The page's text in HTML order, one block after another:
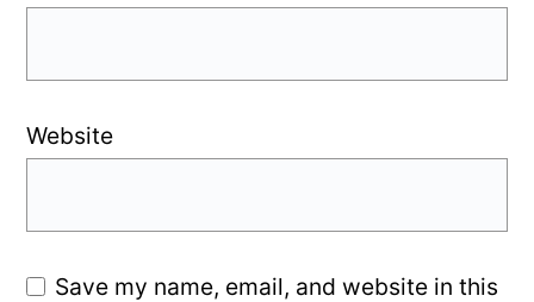
Website
Save my name, email, and website in this